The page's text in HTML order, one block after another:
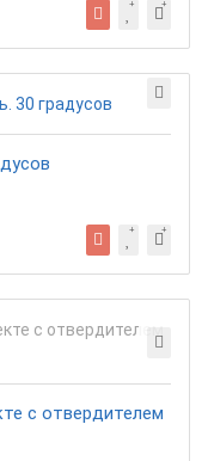
с отвердителем